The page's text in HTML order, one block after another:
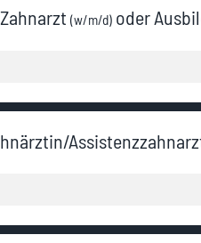
(w/m/d) oder